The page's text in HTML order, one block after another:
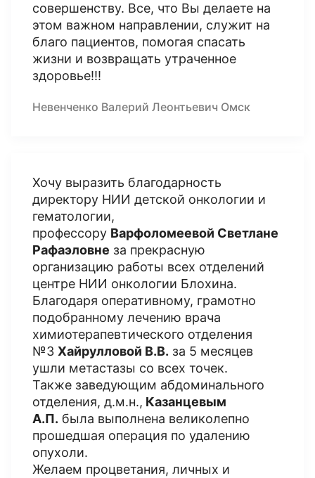
совершенству. Все, что Вы делаете на
этом важном направлении, служит на
благо пациентов, помогая спасать
жизни и возвращать утраченное
здоровье!!!
Невенченко Валерий Леонтьевич Омск
Хочу выразить благодарность
директору НИИ детской онкологии и
гематологии,
профессору Варфоломеевой Светлане
Рафаэловне за прекрасную
организацию работы всех отделений
центре НИИ онкологии Блохина.
Благодаря оперативному, грамотно
подобранному лечению врача
химиотерапевтического отделения
№3 Хайрулловой В.В. за 5 месяцев
ушли метастазы со всех точек.
Также заведующим абдоминального
отделения, д.м.н., Казанцевым
А.П. была выполнена великолепно
прошедшая операция по удалению
опухоли.
Желаем процветания, личных и